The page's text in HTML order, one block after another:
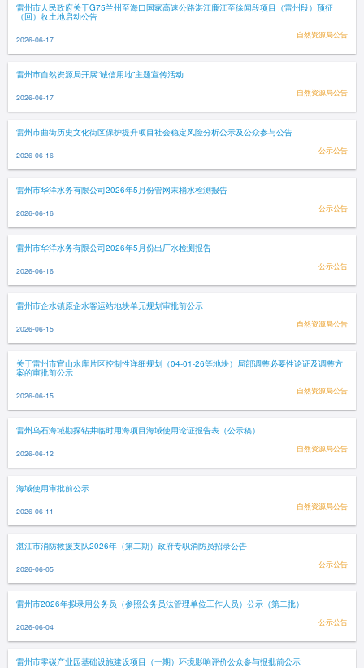
雷州市人民政府关于G75兰州至海口国家高速公路湛江廉江至徐闻段项目（雷州段）预征
（回）收土地启动公告
2026-06-17 自然资源局公告
雷州市自然资源局开展“诚信用地”主题宣传活动
2026-06-17 自然资源局公告
雷州市曲街历史文化街区保护提升项目社会稳定风险分析公示及公众参与公告
2026-06-16 公示公告
雷州市华洋水务有限公司2026年5月份管网末梢水检测报告
2026-06-16 公示公告
雷州市华洋水务有限公司2026年5月份出厂水检测报告
2026-06-16 公示公告
雷州市企水镇原企水客运站地块单元规划审批前公示
2026-06-15 自然资源局公告
关于雷州市官山水库片区控制性详细规划（04-01-26等地块）局部调整必要性论证及调整方
案的审批前公示
2026-06-15 自然资源局公告
雷州乌石海域勘探钻井临时用海项目海域使用论证报告表（公示稿）
2026-06-12 自然资源局公告
海域使用审批前公示
2026-06-11 自然资源局公告
湛江市消防救援支队2026年（第二期）政府专职消防员招录公告
2026-06-05 公示公告
雷州市2026年拟录用公务员（参照公务员法管理单位工作人员）公示（第二批）
2026-06-04 公示公告
雷州市零碳产业园基础设施建设项目（一期）环境影响评价公众参与报批前公示